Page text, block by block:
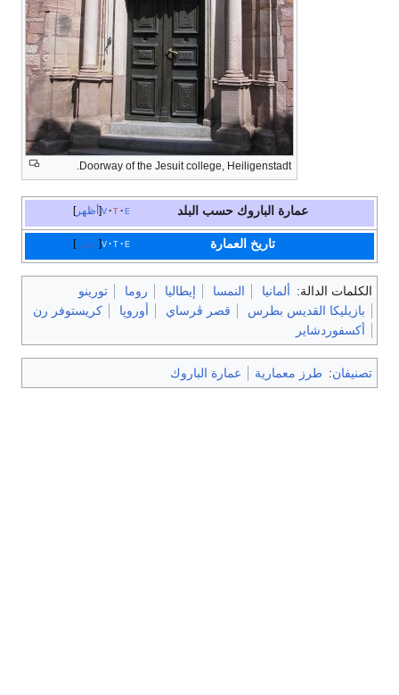
Doorway of the Jesuit college, Heiligenstadt.
أظهر v t e عمارة الباروك حسب البلد
أظهر v t e تاريخ العمارة
الكلمات الدالة: ألمانيا النمسا إيطاليا روما
تورينو
بازيليكا القديس بطرس
قصر ڤرساي أوروپا
كريستوفر رن
أكسفوردشاير
تصنيفان: طرز معمارية عمارة الباروك